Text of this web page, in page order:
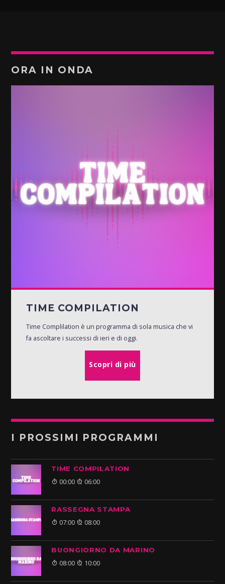
ORA IN ONDA
TIME COMPILATION
Time Complilation è un programma di sola musica che vi
fa ascoltare i successi di ieri e di oggi.
Scopri di più
I PROSSIMI PROGRAMMI
TIME COMPILATION
00:00 06:00
RASSEGNA STAMPA
07:00 08:00
BUONGIORNO DA MARINO
08:00 10:00